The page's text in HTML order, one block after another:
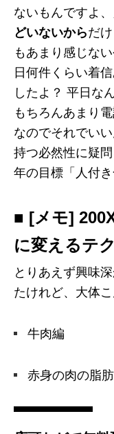
ないもんですよ
どいないからだ
もあまり感じな
日何件くらい着
したよ？ 平日な
もちろんあまり
なのでそれでい
持つ必然性に疑
年の目標「人付き
■ [メモ]
に変えるテ
とりあえず興味
たけれど、大体
牛肉編
赤身の肉の脂